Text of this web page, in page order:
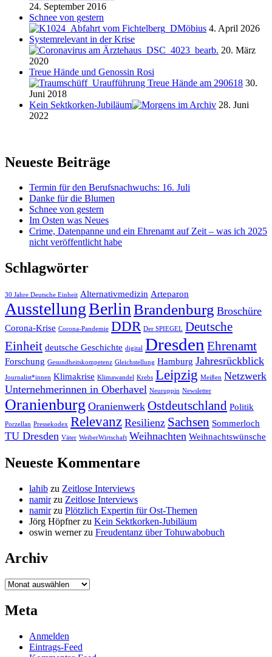
24. September 2016
Schnee von gestern
4. April 2026
Systemrelevant in der Krise
20. März
2020
Treue Hände und Genossin Rosi
30.
Juni 2018
Kein Sektkorken-Jubiläum
28. Juni
2022
Neueste Beiträge
Termin für den Berufsnachwuchs: 16. Juli
Danke für die Blumen
Schnee von gestern
Im Osten was Neues
Crime, Datenpanne und ein Ehrenamt auf Zeit – was ich 2025
nicht veröffentlicht habe
Schlagwörter
30 Jahre Deutsche Einheit Alternativmedizin Arteparon
AusstellungBerlinBrandenburg Broschüre
Corona-Krise Corona-Pandemie DDR Der SPIEGEL Deutsche
Einheit deutsche Geschichte digital Dresden Ehrenamt
Forschung Gesundheitskompetenz Gleichstellung Hamburg Jahresrückblick
Journalist*innen Klimakrise Klimawandel Krebs Leipzig Meißen Netzwerk
Unternehmerinnen in Oberhavel Neuruppin Newsletter
Oranienburg Oranienwerk Ostdeutschland Politik
Porzellan Pressekodex Relevanz Resilienz Sachsen Sommerloch
TU Dresden Väter WeiberWirtschaft Weihnachten Weihnachtswünsche
Neueste Kommentare
lahib zu Zeitlose Interviews
namirzu Zeitlose Interviews
namirzu Plötzlich Expertin für Ost-Themen
Jörg Höpfnerzu Kein Sektkorken-Jubiläum
oswin wernerzu Freudentanz über Tohuwabobuch
Archiv
Archiv
Meta
Anmelden
Eintrags-Feed